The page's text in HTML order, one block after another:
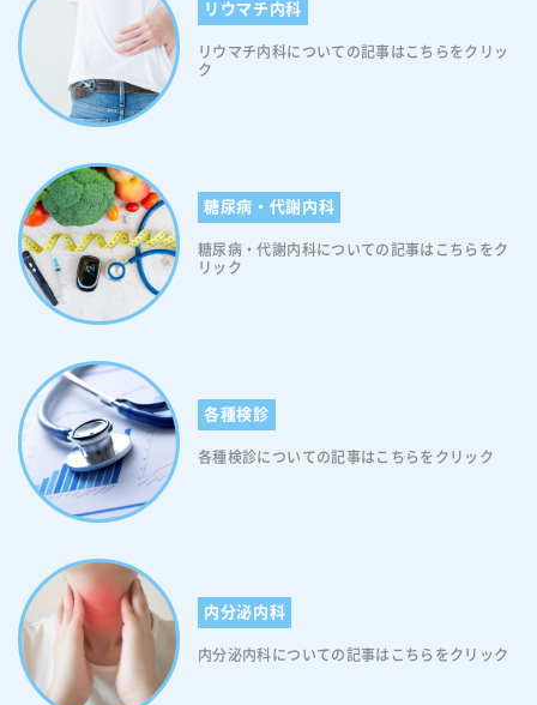
リウマチ内科
リウマチ内科についての記事はこちらをクリッ
ク
糖尿病・代謝内科
糖尿病・代謝内科についての記事はこちらをク
リック
各種検診
各種検診についての記事はこちらをクリック
内分泌内科
内分泌内科についての記事はこちらをクリック